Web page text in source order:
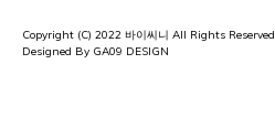
Copyright (C) 2022 바이씨니 All Rights Reserved
Designed By GA09 DESIGN